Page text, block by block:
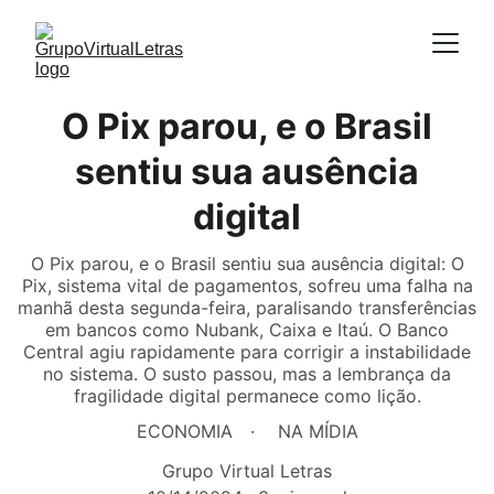
O Pix parou, e o Brasil
sentiu sua ausência
digital
O Pix parou, e o Brasil sentiu sua ausência digital: O
Pix, sistema vital de pagamentos, sofreu uma falha na
manhã desta segunda-feira, paralisando transferências
em bancos como Nubank, Caixa e Itaú. O Banco
Central agiu rapidamente para corrigir a instabilidade
no sistema. O susto passou, mas a lembrança da
fragilidade digital permanece como lição.
ECONOMIA
NA MÍDIA
Grupo Virtual Letras